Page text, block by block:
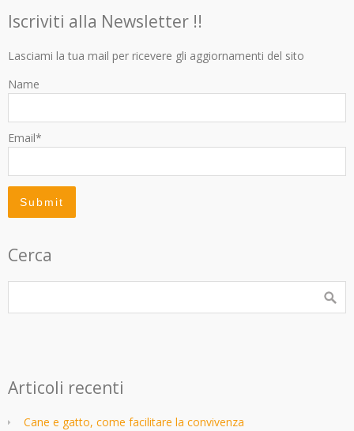
Iscriviti alla Newsletter !!
Lasciami la tua mail per ricevere gli aggiornamenti del sito
Name
Email*
Cerca
Articoli recenti
Cane e gatto, come facilitare la convivenza